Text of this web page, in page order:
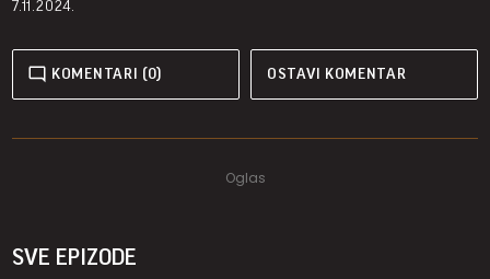
7.11.2024.
KOMENTARI (0) OSTAVI KOMENTAR
SVE EPIZODE